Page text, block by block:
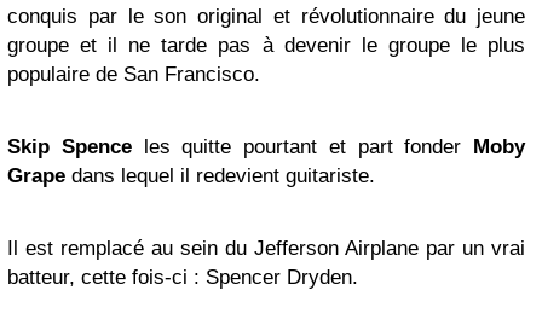
conquis par le son original et révolutionnaire du jeune
groupe et il ne tarde pas à devenir le groupe le plus
populaire de San Francisco.
Skip Spenceles quitte pourtant et part fonder Moby
Grape dans lequel il redevient guitariste.
Il est remplacé au sein du Jefferson Airplane par un vrai
batteur, cette fois-ci : Spencer Dryden.